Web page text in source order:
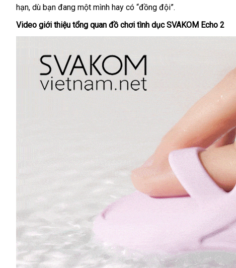
hạnhàng
, giá
bán
dù bạn đang một mình hay có “đồng đội”.
Video giới thiệu tổng quan đồ chơi tình dục SVAKOM Echo 2